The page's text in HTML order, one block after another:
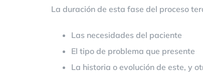
La duración de esta fase del proceso
Las necesidades del paciente
El tipo de problema que presente
La historia o evolución de este, y